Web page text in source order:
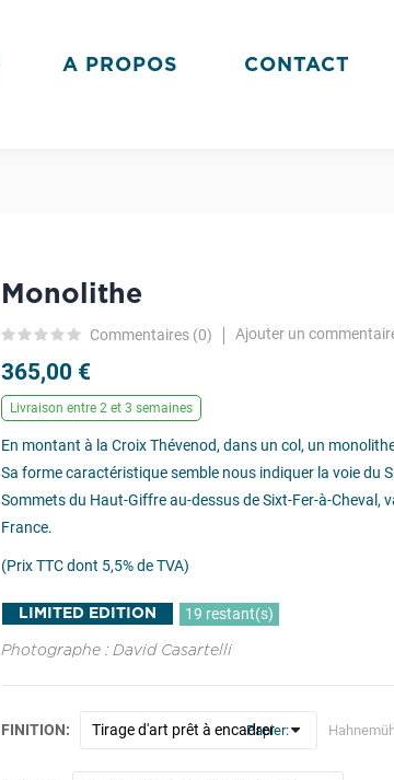
A PROPOS CONTACT
Monolithe
Commentaires (0) Ajouter un
365,00 €
Livraison entre 2 et 3 semaines
En montant à la Croix Thévenod, dans un col, un
Sa forme caractéristique semble nous indiquer la voie du
Sommets du Haut-Giffre au-dessus de Sixt-Fer-à-Cheval,
France.
(Prix TTC dont 5,5% de TVA)
LIMITED EDITION 19 restant(s)
Photographe : David Casartelli
FINITION Papier